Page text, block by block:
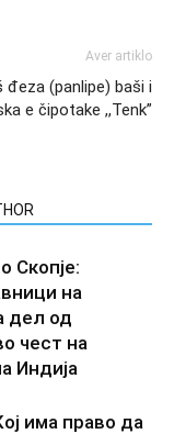
Aver artiklo
đeza (panlipe) baši i
e čipotake ,,Tenk”
Скопје:
на
дел од
чест на
Индија
има право да